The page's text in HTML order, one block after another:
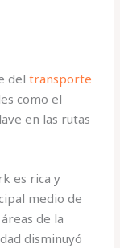
deltransporte
como el
en las rutas
es rica y
medio de
de la
disminuyó